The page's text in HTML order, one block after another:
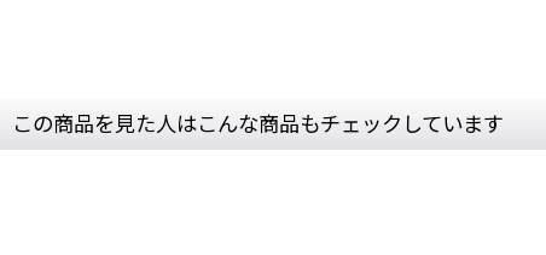
この商品を見た人はこんな商品もチェックしています